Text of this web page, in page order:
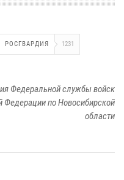
РОСГВАРДИЯ 1231
Федеральной службы войск
Федерации по Новосибирской
области